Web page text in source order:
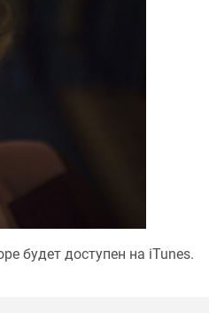
будет доступен на iTunes.